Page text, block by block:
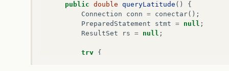
//Fecha o statement, o resultset
if
(rs != null ) try { rs .close
if ( stmt != null ) try { stmt
try { conn. close();
public double queryLatitude ()
{
Connection
conn = conectar();
PreparedStatement
stmt = null ;
ResultSet
rs = null ;
try {